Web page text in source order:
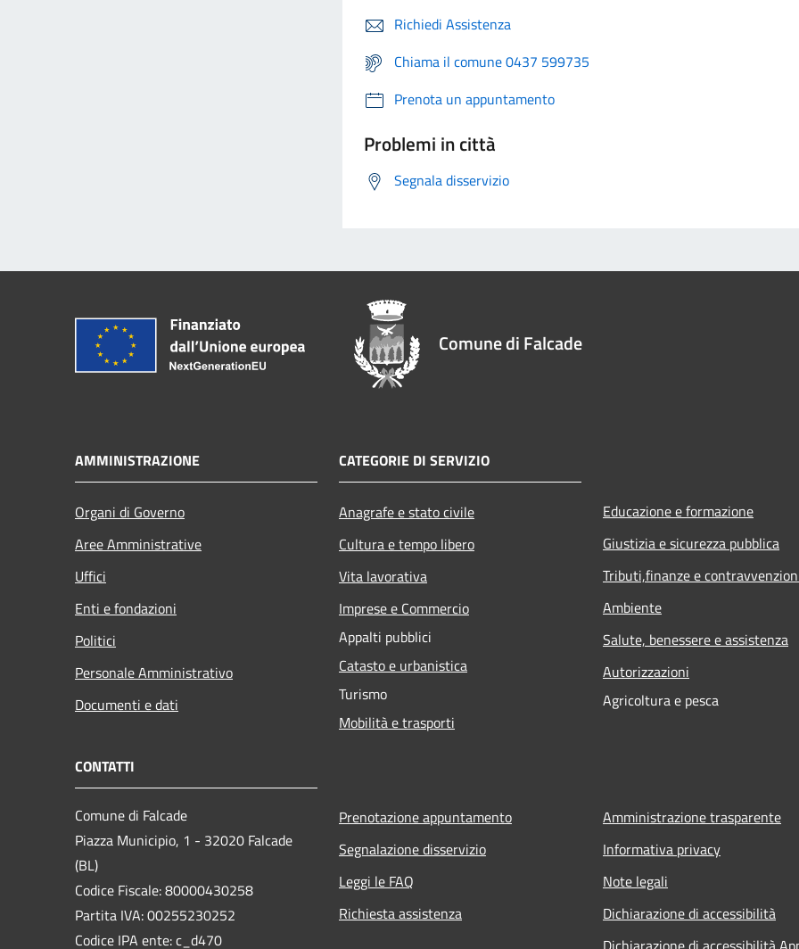
Richiedi Assistenza
Chiama il comune 0437 599735
Prenota un appuntamento
Problemi in città
Segnala disservizio
Comune di Falcade
AMMINISTRAZIONE
Organi di Governo
Aree Amministrative
Uffici
Enti e fondazioni
Politici
Personale Amministrativo
Documenti e dati
CATEGORIE DI SERVIZIO
Anagrafe e stato civile
Cultura e tempo libero
Vita lavorativa
Imprese e Commercio
Appalti pubblici
Catasto e urbanistica
Turismo
Mobilità e trasporti
Educazione e formazione
Giustizia e sicurezza pubblica
Tributi,finanze e
Ambiente
Salute, benessere e assistenza
Autorizzazioni
Agricoltura e pesca
CONTATTI
Comune di Falcade
Piazza Municipio, 1 - 32020 Falcade
(BL)
Codice Fiscale: 80000430258
Partita IVA: 00255230252
Codice IPA ente: c_d470
Prenotazione appuntamento
Segnalazione disservizio
Leggi le FAQ
Richiesta assistenza
Amministrazione trasparente
Informativa privacy
Note legali
Dichiarazione di accessibilità